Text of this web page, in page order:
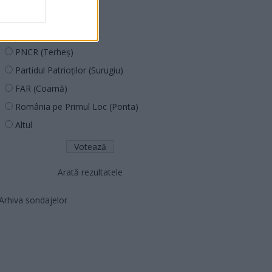
PNCR (Terheș)
Partidul Patrioților (Surugiu)
FAR (Coarnă)
România pe Primul Loc (Ponta)
Altul
Arată rezultatele
sondajelor